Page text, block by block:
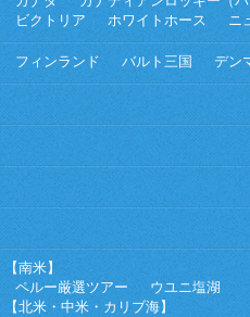
ビクトリア
ホワイトホース ニ
フィンランド バルト三国 デン
【南米】
ペルー厳選ツアー
ウユニ塩湖
【北米・中米・カリブ海】